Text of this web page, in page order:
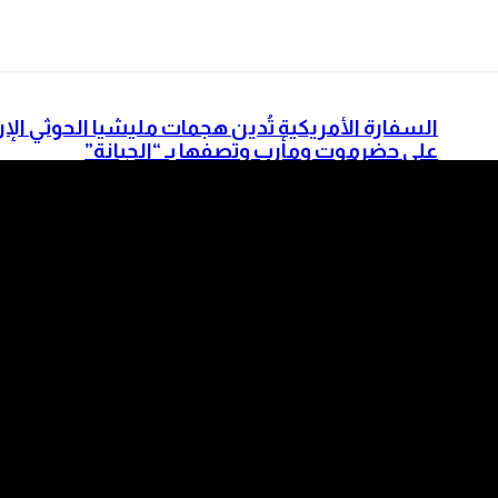
السفارة الأمريكية تُدين هجمات مليشيا الحوثي
على حضرموت ومأرب وتصفها بـ “الجبانة”